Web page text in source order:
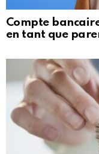
Compte
en tant que